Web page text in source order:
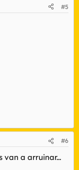
#5
#6
van a arruinar...